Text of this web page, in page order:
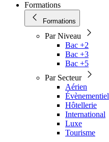
Formations
Formations
Par Niveau
Bac +2
Bac +3
Bac +5
Par Secteur
Aérien
Évènementiel
Hôtellerie
International
Luxe
Tourisme